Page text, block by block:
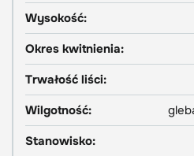
Wysokość:
Okres kwitnienia:
Trwałość liści:
Wilgotność:
Stanowisko: